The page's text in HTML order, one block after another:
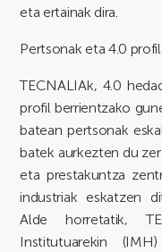
eta ertainak dira.
Pertsonak eta 4.0
TECNALIAk, 4.0
profil berrientzako
batean pertsonak
batek aurkezten du
eta prestakuntza
industriak eskatzen
Alde horretatik,
Institutuarekin